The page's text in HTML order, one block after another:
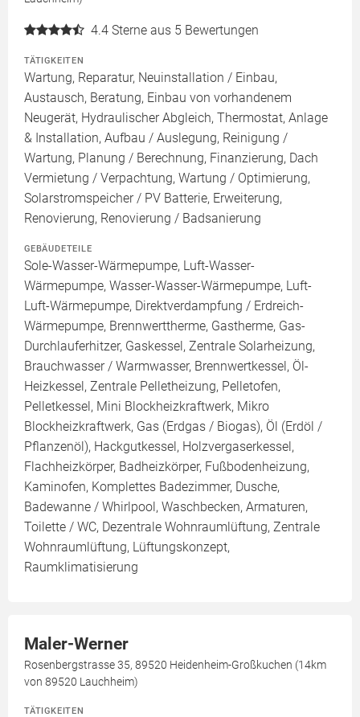
4.4 Sterne aus 5 Bewertungen
TÄTIGKEITEN
Wartung, Reparatur, Neuinstallation / Einbau,
Austausch, Beratung, Einbau von vorhandenem
Neugerät, Hydraulischer Abgleich, Thermostat, Anlage
& Installation, Aufbau / Auslegung, Reinigung /
Wartung, Planung / Berechnung, Finanzierung, Dach
Vermietung / Verpachtung, Wartung / Optimierung,
Solarstromspeicher / PV Batterie, Erweiterung,
Renovierung, Renovierung / Badsanierung
GEBÄUDETEILE
Sole-Wasser-Wärmepumpe, Luft-Wasser-
Wärmepumpe, Wasser-Wasser-Wärmepumpe, Luft-
Luft-Wärmepumpe, Direktverdampfung / Erdreich-
Wärmepumpe, Brennwerttherme, Gastherme, Gas-
Durchlauferhitzer, Gaskessel, Zentrale Solarheizung,
Brauchwasser / Warmwasser, Brennwertkessel, Öl-
Heizkessel, Zentrale Pelletheizung, Pelletofen,
Pelletkessel, Mini Blockheizkraftwerk, Mikro
Blockheizkraftwerk, Gas (Erdgas / Biogas), Öl (Erdöl /
Pflanzenöl), Hackgutkessel, Holzvergaserkessel,
Flachheizkörper, Badheizkörper, Fußbodenheizung,
Kaminofen, Komplettes Badezimmer, Dusche,
Badewanne / Whirlpool, Waschbecken, Armaturen,
Toilette / WC, Dezentrale Wohnraumlüftung, Zentrale
Wohnraumlüftung, Lüftungskonzept,
Raumklimatisierung
Maler-Werner
Rosenbergstrasse 35, 89520 Heidenheim-Großkuchen (14km
von 89520 Lauchheim)
TÄTIGKEITEN